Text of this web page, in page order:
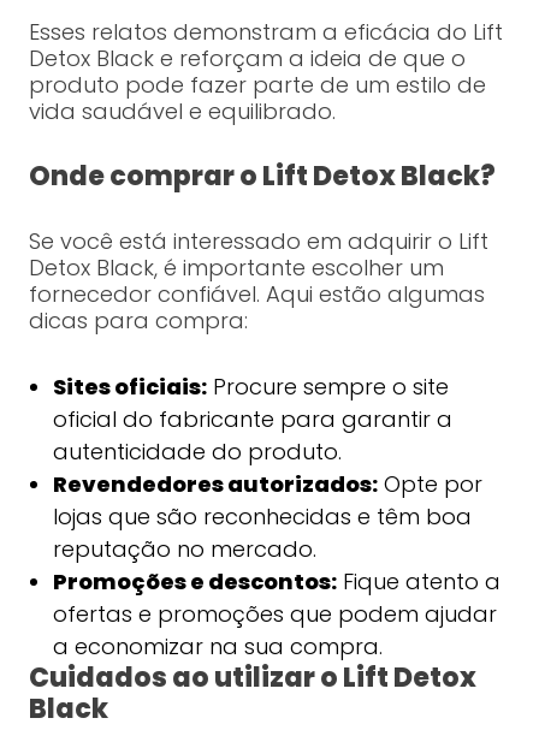
Esses relatos demonstram a eficácia do Lift
Detox Black e reforçam a ideia de que o
produto pode fazer parte de um estilo de
vida saudável e equilibrado.
Onde comprar o Lift Detox Black?
Se você está interessado em adquirir o Lift
Detox Black, é importante escolher um
fornecedor confiável. Aqui estão algumas
dicas para compra:
Sites oficiais:Procure sempre o site
oficial do fabricante para garantir a
autenticidade do produto.
Revendedores autorizados:Opte por
lojas que são reconhecidas e têm boa
reputação no mercado.
Promoções e descontos:Fique atento a
ofertas e promoções que podem ajudar
a economizar na sua compra.
Cuidados ao utilizar o Lift Detox
Black